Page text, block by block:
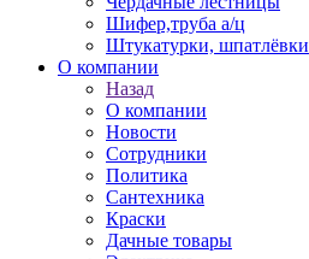
Шифер,труба а/ц
Штукатурки, шпатлёвки
О компании
Назад
О компании
Новости
Сотрудники
Политика
Сантехника
Краски
Дачные товары